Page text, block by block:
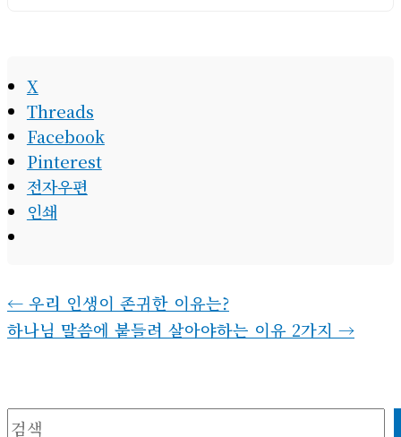
X
Threads
Facebook
Pinterest
전자우편
인쇄
← 우리 인생이 존귀한 이유는?
하나님 말씀에 붙들려 살아야하는 이유 2가지 →
검색